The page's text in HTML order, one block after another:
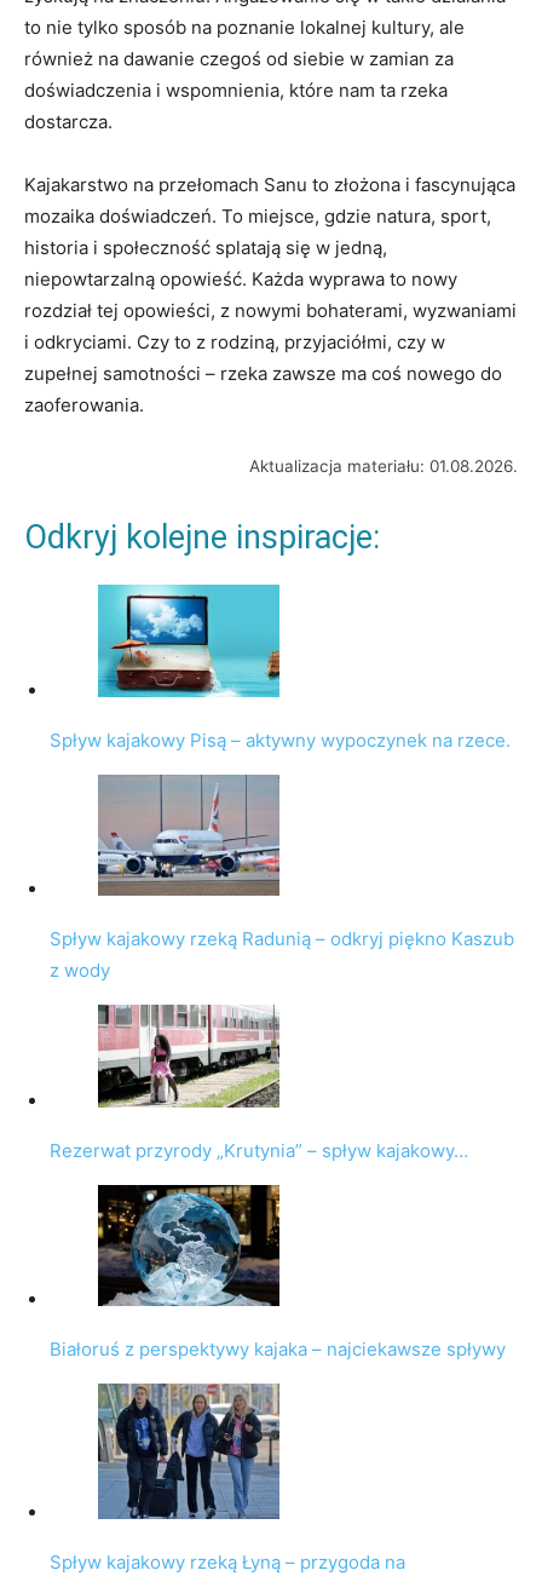
to nie tylko sposób na poznanie lokalnej kultury, ale
również na dawanie czegoś od siebie w zamian za
doświadczenia i wspomnienia, które nam ta rzeka
dostarcza.
Kajakarstwo na przełomach Sanu to złożona i fascynująca
mozaika doświadczeń. To miejsce, gdzie natura, sport,
historia i społeczność splatają się w jedną,
niepowtarzalną opowieść. Każda wyprawa to nowy
rozdział tej opowieści, z nowymi bohaterami, wyzwaniami
i odkryciami. Czy to z rodziną, przyjaciółmi, czy w
zupełnej samotności – rzeka zawsze ma coś nowego do
zaoferowania.
Aktualizacja materiału: 01.08.2026.
Odkryj kolejne inspiracje:
Spływ kajakowy Pisą – aktywny wypoczynek na rzece.
Spływ kajakowy rzeką Radunią – odkryj piękno Kaszub
z wody
Rezerwat przyrody „Krutynia” – spływ kajakowy…
Białoruś z perspektywy kajaka – najciekawsze spływy
Spływ kajakowy rzeką Łyną – przygoda na